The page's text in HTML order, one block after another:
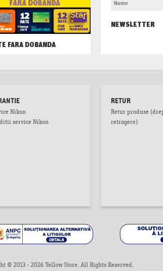
FARA DOBANDA
NEWSLETTER
Nikon
service Nikon
RETUR
Retur produse
retragere)
© 2013 - 2026 Yellow Store. All Rights Reserved.